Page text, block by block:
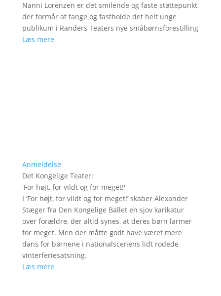
Nanni Lorenzen er det smilende og faste støttepunkt,
der formår at fange og fastholde det helt unge
publikum i Randers Teaters nye småbørnsforestilling
Læs mere
Anmeldelse
Det Kongelige Teater:
'For højt, for vildt og for meget!'
I ’For højt, for vildt og for meget!’ skaber Alexander
Stæger fra Den Kongelige Ballet en sjov karikatur
over forældre, der altid synes, at deres børn larmer
for meget. Men der måtte godt have været mere
dans for børnene i nationalscenens lidt rodede
vinterferiesatsning.
Læs mere